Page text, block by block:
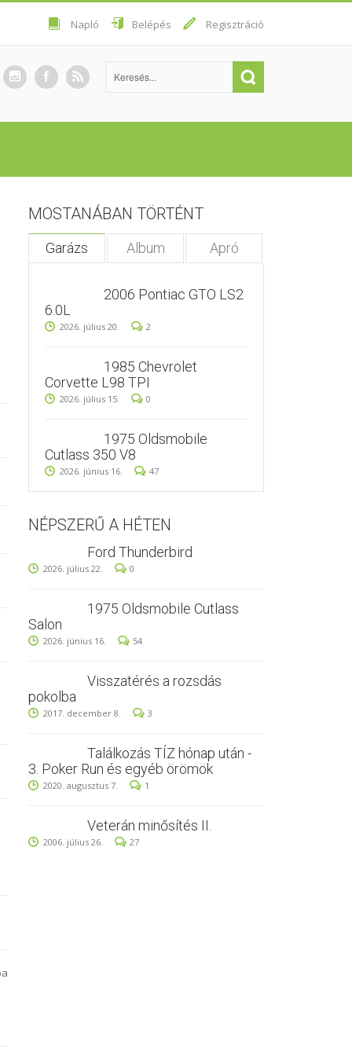
Napló Belépés Regisztráció
MOSTANÁBAN TÖRTÉNT
Garázs Album Apró
2006 Pontiac GTO LS2
6.0L
2026. július 20. 2
1985 Chevrolet
Corvette L98 TPI
2026. július 15. 0
1975 Oldsmobile
Cutlass 350 V8
2026. június 16. 47
NÉPSZERŰ A HÉTEN
Ford Thunderbird
2026. július 22. 0
1975 Oldsmobile Cutlass
Salon
2026. június 16. 54
Visszatérés a rozsdás
pokolba
2017. december 8. 3
Találkozás TÍZ hónap után -
3. Poker Run és egyéb örömök
2020. augusztus 7. 1
Veterán minősítés II.
2006. július 26. 27